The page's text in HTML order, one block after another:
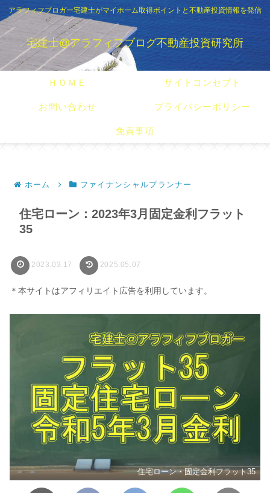
アラフィフブロガー宅建士がマイホーム取得ポイントと不動産投資情報を発信
宅建士@アラフィフブログ不動産投資研究所
ＨＯＭＥ サイトコンセプト
お問い合わせ プライバシーポリシー
免責事項
ホーム ファイナンシャルプランナー
住宅ローン：2023年3月固定金利フラット
35
2023.03.17 2025.05.07
＊本サイトはアフィリエイト広告を利用しています。
住宅ローン・固定金利フラット35